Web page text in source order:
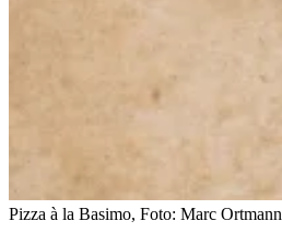
Pizza à la Basimo, Foto: Marc Ortmann